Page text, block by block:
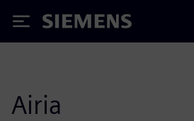
Siemens
Airia